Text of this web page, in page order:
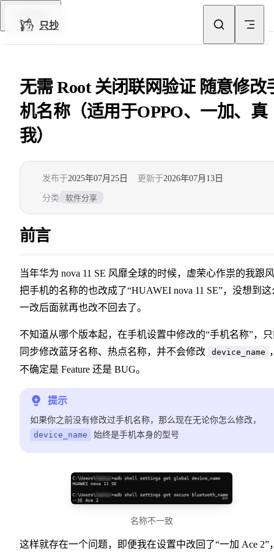
只抄
无需 Root 关闭联网验证 随意修改
机名称（适用于OPPO、一加、真
我）
发布于2025年07月25日 更新于2026年07月13日
分类 软件分享
前言
当年华为 nova 11 SE 风靡全球的时候，虚荣心作祟的我跟风
把手机的名称的也改成了“HUAWEI nova 11 SE”，没想到这
一改后面就再也改不回去了。
不知道从哪个版本起，在手机设置中修改的“手机名称”，
同步修改蓝牙名称、热点名称，并不会修改
device_name
不确定是 Feature 还是 BUG。
提示
如果你之前没有修改过手机名称，那么现在无论你怎么修改，
device_name
始终是手机本身的型号
名称不一致
这样就存在一个问题，即便我在设置中改回了“一加 Ace 2”